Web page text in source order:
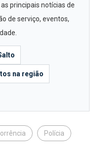
principais notícias de
de serviço, eventos,
na região
Polícia